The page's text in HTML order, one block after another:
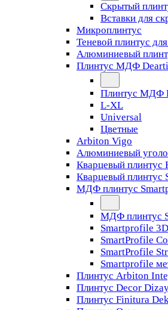
Скрытый
Вставки для
Микроплинтус
Теневой плинтус
Алюминиевый
Плинтус МДФ
Плинтус МДФ
L-XL
Universal
Цветные
Arbiton Vigo
Алюминиевый
Кварцевый плинтус
Кварцевый плинтус
МДФ плинтус
МДФ плинтус
Smartprofile
SmartProfile
SmartProfile
Smartprofile
Плинтус Arbiton
Плинтус Decor
Плинтус Finitura